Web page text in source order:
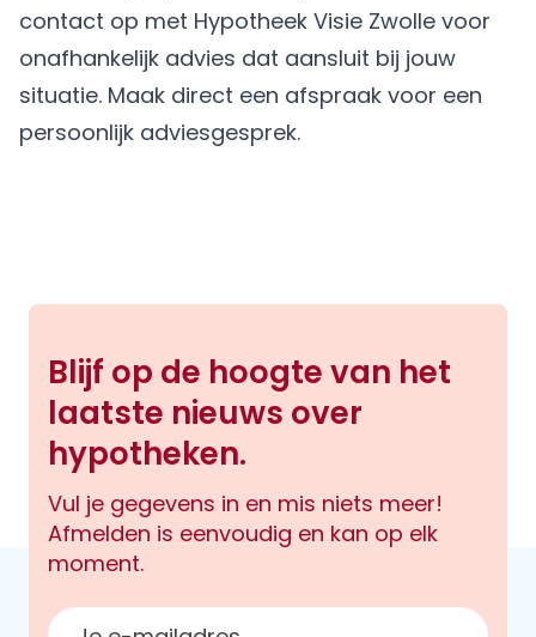
contact op met Hypotheek Visie Zwolle voor
onafhankelijk advies dat aansluit bij jouw
situatie. Maak direct een afspraak voor een
persoonlijk adviesgesprek.
Blijf op de hoogte van het
laatste nieuws over
hypotheken.
Vul je gegevens in en mis niets meer!
Afmelden is eenvoudig en kan op elk
moment.
E-mailadres